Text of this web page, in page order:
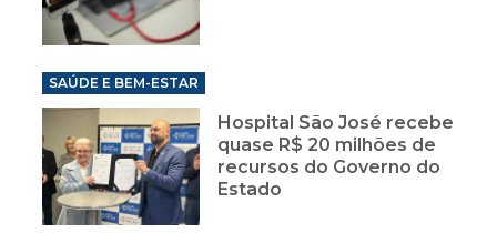
SAÚDE E BEM-ESTAR
Hospital São José recebe
quase R$ 20 milhões de
recursos do Governo do
Estado